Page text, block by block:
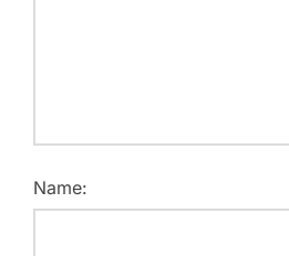
Name: